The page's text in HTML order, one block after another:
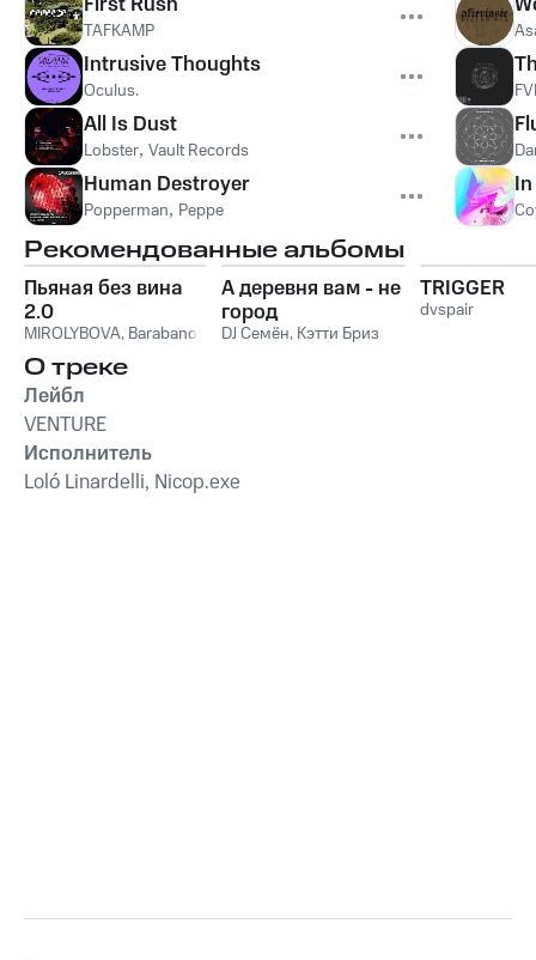
TAFKAMP
Intrusive Thoughts
Oculus.
All Is Dust
Lobster, Vault Records
Human Destroyer
Popperman, Peppe
Рекомендованные альбомы
Пьяная без вина
2.0
MIROLYBOVA, Barabanov
А деревня вам - не
город
DJ Семён, Кэтти Бриз
TRIGGER
dvspair
О треке
Лейбл
VENTURE
Исполнитель
Loló Linardelli, Nicop.exe